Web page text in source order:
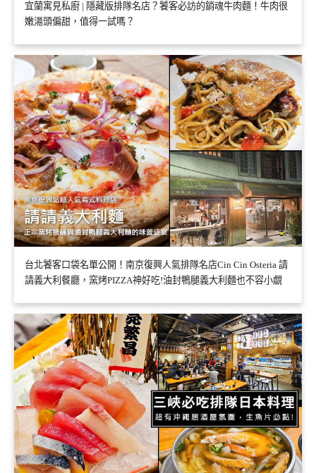
宜蘭寓見私廚 | 隱藏版排隊名店？饕客必訪的銷魂牛肉麵！牛肉很
嫩湯頭偏甜，值得一試嗎？
台北饕客口袋名單公開！南京復興人氣排隊名店Cin Cin Osteria 請
請義大利餐廳，窯烤PIZZA神好吃!油封鴨腿義大利麵也不容小覷